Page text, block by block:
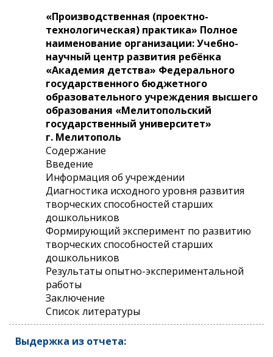
«Производственная (проектно-
технологическая) практика» Полное
наименование организации: Учебно-
научный центр развития ребёнка
«Академия детства» Федерального
государственного бюджетного
образовательного учреждения высшего
образования «Мелитопольский
государственный университет»
г. Мелитополь
Содержание
Введение
Информация об учреждении
Диагностика исходного уровня развития
творческих способностей старших
дошкольников
Формирующий эксперимент по развитию
творческих способностей старших
дошкольников
Результаты опытно-экспериментальной
работы
Заключение
Список литературы
Выдержка из отчета: